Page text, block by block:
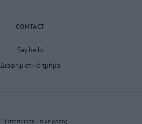
CONTACT
Say hello
Διαφημιστικό τμήμα
Πιστοποίηση Επιχείρησης